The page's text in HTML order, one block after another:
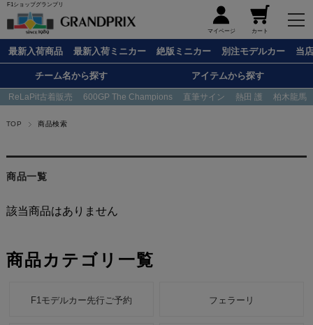
F1ショップグランプリ
マイページ カート
最新入荷商品 最新入荷ミニカー 絶版ミニカー 別注モデルカー 当
チーム名から探す アイテムから探す
ReLaPit古着販売 600GP The Champions 直筆サイン 熱田 護 柏木龍馬
TOP 商品検索
商品一覧
該当商品はありません
商品カテゴリ一覧
F1モデルカー先行ご予約 フェラーリ